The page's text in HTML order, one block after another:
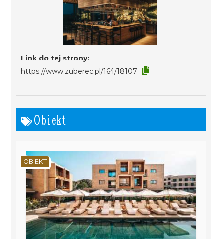
Link do tej strony:
https://www.zuberec.pl/164/18107
Obiekt
OBIEKT